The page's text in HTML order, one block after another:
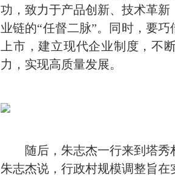
功，致力于产品创新、技术革
业链的“任督二脉”。同时，要
上市，建立现代企业制度，不
力，实现高质量发展。
随后，朱志杰一行来到塔秀
朱志杰说，行政村规模调整旨